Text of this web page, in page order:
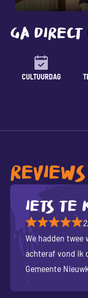
GA
CULTUURDAG
REVIEWS
Iets te
We hadden twee
achteraf vond ik
Gemeente